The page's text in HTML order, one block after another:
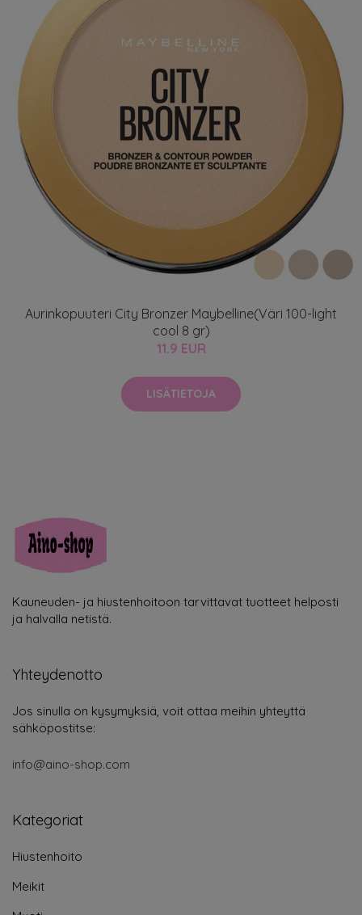
Aurinkopuuteri City Bronzer Maybelline(Väri 100-light
cool 8 gr)
11.9 EUR
LISÄTIETOJA
Kauneuden- ja hiustenhoitoon tarvittavat tuotteet helposti
ja halvalla netistä.
Yhteydenotto
Jos sinulla on kysymyksiä, voit ottaa meihin yhteyttä
sähköpostitse:
info@aino-shop.com
Kategoriat
Hiustenhoito
Meikit